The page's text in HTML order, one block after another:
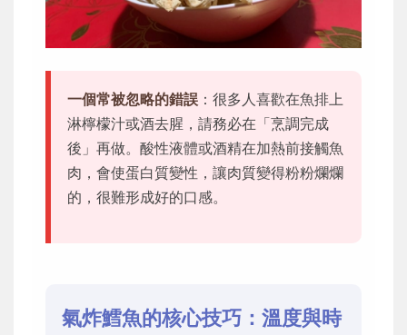
一個常被忽略的錯誤 ：很多人喜歡在魚排上
淋檸檬汁或酒去腥，請務必在「烹調完成
後」再做。酸性液體或酒精在加熱前接觸魚
肉，會使蛋白質變性，讓肉質變得粉粉爛爛
的，很難形成好的口感。
氣炸鱈魚的核心技巧：溫度與時